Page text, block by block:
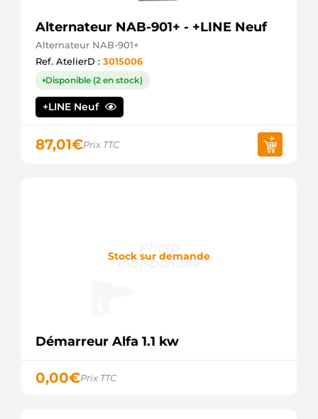
Alternateur NAB-901+ - +LINE Neuf
Alternateur NAB-901+
Ref. AtelierD : 3015006
Disponible (2 en stock)
+LINE Neuf
87,01€Prix TTC
Stock sur demande
Démarreur Alfa 1.1 kw
0,00€Prix TTC